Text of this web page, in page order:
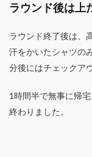
ラウンド後は上
ラウンド終了後は、
汗をかいたシャツの
分後にはチェックア
1時間半で無事に帰
終わりました。